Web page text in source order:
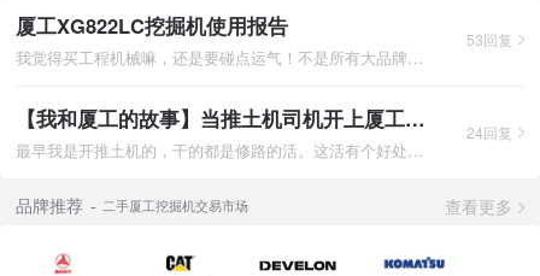
厦工XG822LC挖掘机使用报告
我觉得买工程机械嘛，还是要碰点运气！不是所有大品牌的机子都是
53回复
【我和厦工的故事】当推土机司机开上厦工955装载机
最早我是开推土机的，干的都是修路的活。这活有个好处是啥样的工
24回复
品牌推荐 二手厦工挖掘机交易市场 查看更多